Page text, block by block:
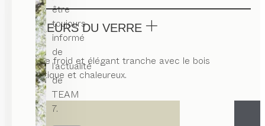
être
toujours
informé
de
l’actualité
de
TEAM
7.
COULEURS DU VERRE
Le verre froid et élégant tranche avec le bois
authentique et chaleureux.